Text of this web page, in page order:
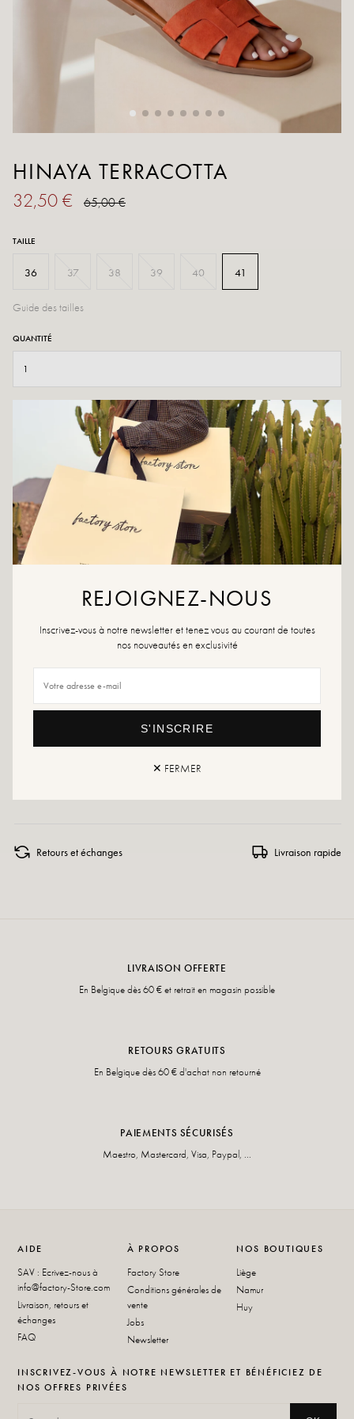
HINAYA TERRACOTTA
32,50 € 65,00 €
TAILLE
36 37 38 39 40 41
Guide des tailles
QUANTITÉ
AJOUTER AU PANIER
AJOUTER À LA WISHLIST
La Hinaya est parfaite pour vous si vous cherchez une mule simple et
élégante.
Elles sont également disponibles en d’autres coloris !
Couleur : Rouge/orange
Semelle intérieure : cuir
Hauteur du talon : 1 cm
Bout de la chaussure : carré arrondi
Conçues et fabriquées en Italie
Conseils pointure : choisissez votre pointure habituelle.
Conseils entretien : Nous vous conseillons d'imperméabiliser vos chaussures
avec un produit spécialisé ou un spray multi-matière qui conviendra dans tous
Retours et échanges Livraison rapide
LIVRAISON OFFERTE
En Belgique dès 60 € et retrait en magasin possible
RETOURS GRATUITS
En Belgique dès 60 € d'achat non retourné
PAIEMENTS SÉCURISÉS
Maestro, Mastercard, Visa, Paypal, ...
AIDE
SAV : Ecrivez-nous à
info@factory-Store.com
Livraison, retours et
échanges
FAQ
À PROPOS
Factory Store
Conditions générales de
vente
Jobs
Newsletter
NOS BOUTIQUES
Liège
Namur
Huy
INSCRIVEZ-VOUS À NOTRE NEWSLETTER ET BÉNÉFICIEZ DE
NOS OFFRES PRIVÉES
REJOIGNEZ-NOUS
Inscrivez-vous à notre newsletter et tenez vous au courant de toutes
nos nouveautés en exclusivité
S'INSCRIRE
✕ FERMER